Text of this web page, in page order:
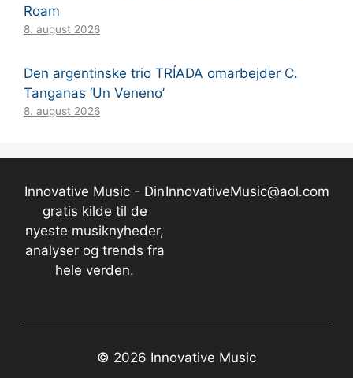
Roam
8. august 2026
Den argentinske trio TRÍADA omarbejder C.
Tanganas ‘Un Veneno’
8. august 2026
Innovative Music - Din
gratis kilde til de
nyeste musiknyheder,
analyser og trends fra
hele verden.
InnovativeMusic@aol.com
© 2026 Innovative Music